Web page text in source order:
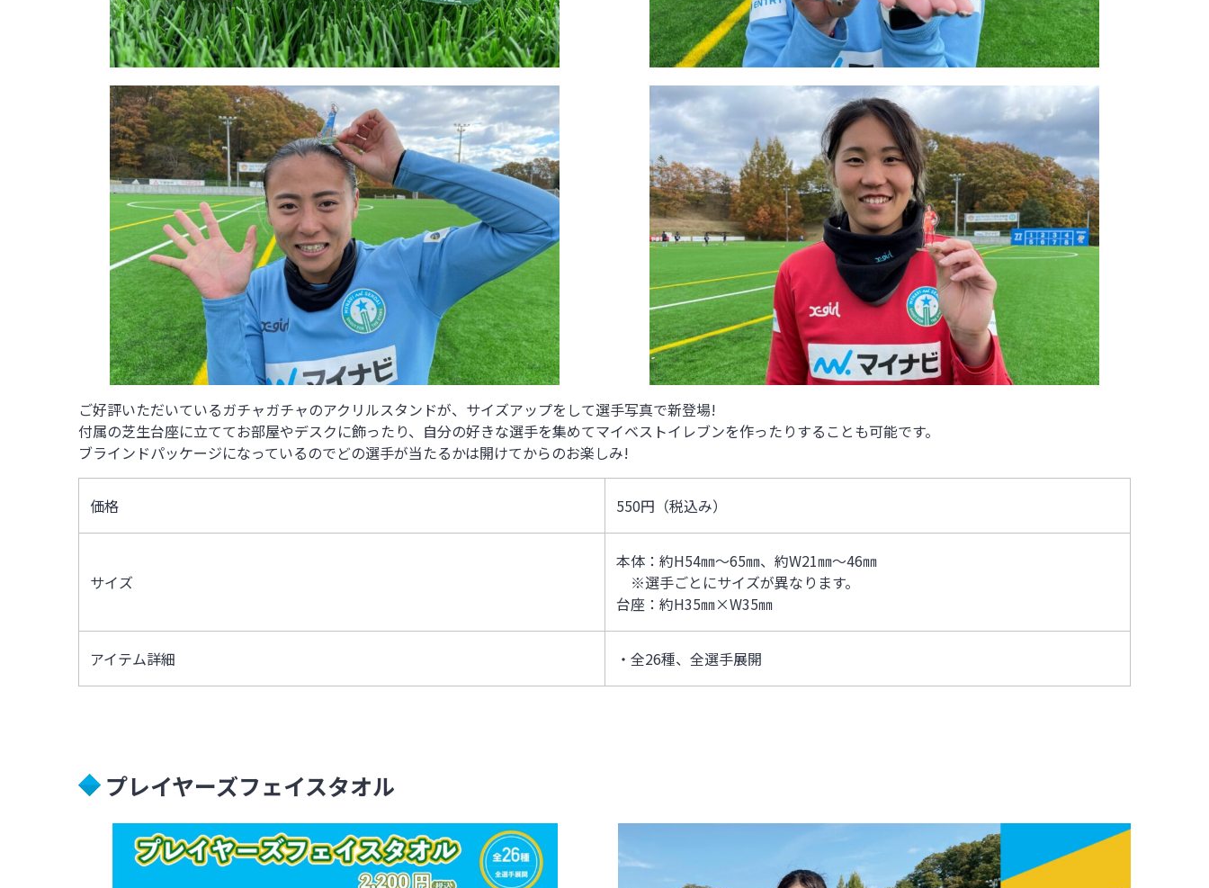
ご好評いただいているガチャガチャのアクリルスタンドが、サイズアップをして選手写真で新登場!
付属の芝生台座に立ててお部屋やデスクに飾ったり、自分の好きな選手を集めてマイベストイレブンを作ったりすることも可能です。
ブラインドパッケージになっているのでどの選手が当たるかは開けてからのお楽しみ!
価格 550円（税込み）
サイズ
本体：約H54㎜～65㎜、約W21㎜～46㎜
※選手ごとにサイズが異なります。
台座：約H35㎜×W35㎜
アイテム詳細 ・全26種、全選手展開
プレイヤーズフェイスタオル